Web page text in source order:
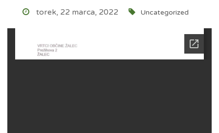
torek, 22 marca, 2022 Uncategorized